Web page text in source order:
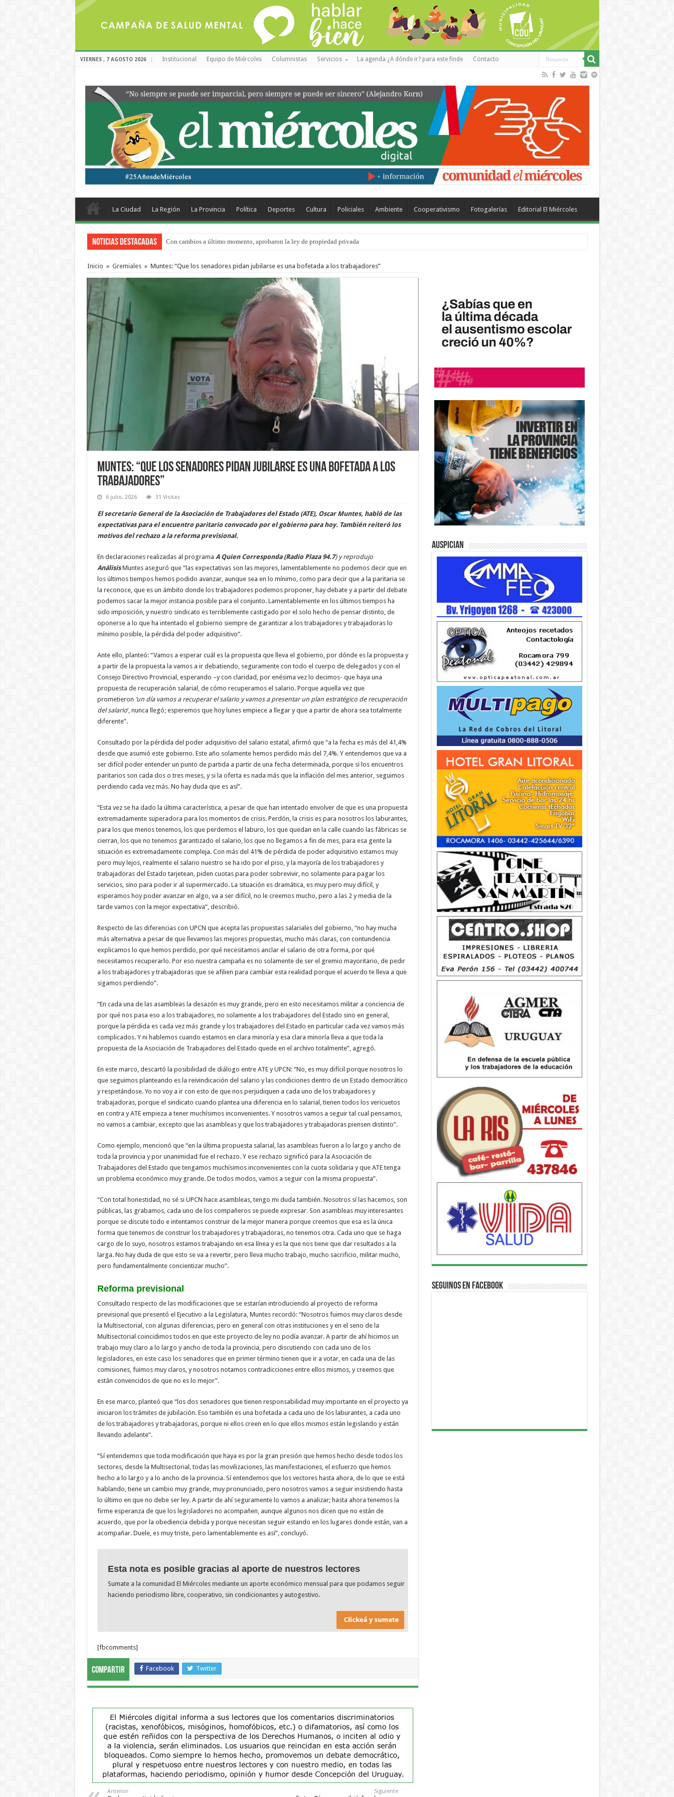
VIERNES , 7 AGOSTO 2026 Institucional Equipo de Miércoles Columnistas Servicios La agenda ¿A dónde ir? para este finde Contacto
La Ciudad La Región La Provincia Política Deportes Cultura Policiales Ambiente Cooperativismo Fotogalerías Editorial El Miércoles
Noticias Destacadas Con cambios a último momento, aprobaron la ley de propiedad privada
Del viernes 7 al domingo 9 de agosto: la agenda ¿A dónde ir? para este finde
Inicio » Gremiales » Muntes: “Que los senadores pidan jubilarse es una bofetada a los trabajadores”
Muntes: “Que los senadores pidan jubilarse es una bofetada a los
trabajadores”
6 julio, 2026 31 Visitas
El secretario General de la Asociación de Trabajadores del Estado (ATE), Oscar Muntes, habló de las
expectativas para el encuentro paritario convocado por el gobierno para hoy. También reiteró los
motivos del rechazo a la reforma previsional.
En declaraciones realizadas al programa A Quien Corresponda (Radio Plaza 94.7) y reprodujo
AnálisisMuntes aseguró que “las expectativas son las mejores, lamentablemente no podemos decir que en
los últimos tiempos hemos podido avanzar, aunque sea en lo mínimo, como para decir que a la paritaria se
la reconoce, que es un ámbito donde los trabajadores podemos proponer, hay debate y a partir del debate
podemos sacar la mejor instancia posible para el conjunto. Lamentablemente en los últimos tiempos ha
sido imposición, y nuestro sindicato es terriblemente castigado por el solo hecho de pensar distinto, de
oponerse a lo que ha intentado el gobierno siempre de garantizar a los trabajadores y trabajadoras lo
mínimo posible, la pérdida del poder adquisitivo”.
Ante ello, planteó: “Vamos a esperar cuál es la propuesta que lleva el gobierno, por dónde es la propuesta y
a partir de la propuesta la vamos a ir debatiendo, seguramente con todo el cuerpo de delegados y con el
Consejo Directivo Provincial, esperando –y con claridad, por enésima vez lo decimos- que haya una
propuesta de recuperación salarial, de cómo recuperamos el salario. Porque aquella vez que
prometieron ‘un día vamos a recuperar el salario y vamos a presentar un plan estratégico de recuperación
del salario’, nunca llegó; esperemos que hoy lunes empiece a llegar y que a partir de ahora sea totalmente
diferente”.
Consultado por la pérdida del poder adquisitivo del salario estatal, afirmó que “a la fecha es más del 41,4%
desde que asumió este gobierno. Este año solamente hemos perdido más del 7,4%. Y entendemos que va a
ser difícil poder entender un punto de partida a partir de una fecha determinada, porque si los encuentros
paritarios son cada dos o tres meses, y si la oferta es nada más que la inflación del mes anterior, seguimos
perdiendo cada vez más. No hay duda que es así”.
“Esta vez se ha dado la última característica, a pesar de que han intentado envolver de que es una propuesta
extremadamente superadora para los momentos de crisis. Perdón, la crisis es para nosotros los laburantes,
para los que menos tenemos, los que perdemos el laburo, los que quedan en la calle cuando las fábricas se
cierran, los que no tenemos garantizado el salario, los que no llegamos a fin de mes, para esa gente la
situación es extremadamente compleja. Con más del 41% de pérdida de poder adquisitivo estamos muy
pero muy lejos, realmente el salario nuestro se ha ido por el piso, y la mayoría de los trabajadores y
trabajadoras del Estado tarjetean, piden cuotas para poder sobrevivir, no solamente para pagar los
servicios, sino para poder ir al supermercado. La situación es dramática, es muy pero muy difícil, y
esperamos hoy poder avanzar en algo, va a ser difícil, no le creemos mucho, pero a las 2 y media de la
tarde vamos con la mejor expectativa”, describió.
Respecto de las diferencias con UPCN que acepta las propuestas salariales del gobierno, “no hay mucha
más alternativa a pesar de que llevamos las mejores propuestas, mucho más claras, con contundencia
explicamos lo que hemos perdido, por qué necesitamos anclar el salario de otra forma, por qué
necesitamos recuperarlo. Por eso nuestra campaña es no solamente de ser el gremio mayoritario, de pedir
a los trabajadores y trabajadoras que se afilien para cambiar esta realidad porque el acuerdo te lleva a que
sigamos perdiendo”.
“En cada una de las asambleas la desazón es muy grande, pero en esto necesitamos militar a conciencia de
por qué nos pasa eso a los trabajadores, no solamente a los trabajadores del Estado sino en general,
porque la pérdida es cada vez más grande y los trabajadores del Estado en particular cada vez vamos más
complicados. Y ni hablemos cuando estamos en clara minoría y esa clara minoría lleva a que toda la
propuesta de la Asociación de Trabajadores del Estado quede en el archivo totalmente”, agregó.
En este marco, descartó la posibilidad de diálogo entre ATE y UPCN: “No, es muy difícil porque nosotros lo
que seguimos planteando es la reivindicación del salario y las condiciones dentro de un Estado democrático
y respetándose. Yo no voy a ir con esto de que nos perjudiquen a cada uno de los trabajadores y
trabajadoras, porque el sindicato cuando plantea una diferencia en lo salarial, tienen todos los vericuetos
en contra y ATE empieza a tener muchísimos inconvenientes. Y nosotros vamos a seguir tal cual pensamos,
no vamos a cambiar, excepto que las asambleas y que los trabajadores y trabajadoras piensen distinto”.
Como ejemplo, mencionó que “en la última propuesta salarial, las asambleas fueron a lo largo y ancho de
toda la provincia y por unanimidad fue el rechazo. Y ese rechazo significó para la Asociación de
Trabajadores del Estado que tengamos muchísimos inconvenientes con la cuota solidaria y que ATE tenga
un problema económico muy grande. De todos modos, vamos a seguir con la misma propuesta”.
“Con total honestidad, no sé si UPCN hace asambleas, tengo mi duda también. Nosotros sí las hacemos, son
públicas, las grabamos, cada uno de los compañeros se puede expresar. Son asambleas muy interesantes
porque se discute todo e intentamos construir de la mejor manera porque creemos que esa es la única
forma que tenemos de construir los trabajadores y trabajadoras, no tenemos otra. Cada uno que se haga
cargo de lo suyo, nosotros estamos trabajando en esa línea y es la que nos tiene que dar resultados a la
larga. No hay duda de que esto se va a revertir, pero lleva mucho trabajo, mucho sacrificio, militar mucho,
pero fundamentalmente concientizar mucho”.
Reforma previsional
Consultado respecto de las modificaciones que se estarían introduciendo al proyecto de reforma
previsional que presentó el Ejecutivo a la Legislatura, Muntes recordó: “Nosotros fuimos muy claros desde
la Multisectorial, con algunas diferencias, pero en general con otras instituciones y en el seno de la
Multisectorial coincidimos todos en que este proyecto de ley no podía avanzar. A partir de ahí hicimos un
trabajo muy claro a lo largo y ancho de toda la provincia, pero discutiendo con cada uno de los
legisladores, en este caso los senadores que en primer término tienen que ir a votar, en cada una de las
comisiones, fuimos muy claros, y nosotros notamos contradicciones entre ellos mismos, y creemos que
están convencidos de que no es lo mejor”.
En ese marco, planteó que “los dos senadores que tienen responsabilidad muy importante en el proyecto ya
iniciaron los trámites de jubilación. Eso también es una bofetada a cada uno de los laburantes, a cada uno
de los trabajadores y trabajadoras, porque ni ellos creen en lo que ellos mismos están legislando y están
llevando adelante”.
“Sí entendemos que toda modificación que haya es por la gran presión que hemos hecho desde todos los
sectores, desde la Multisectorial, todas las movilizaciones, las manifestaciones, el esfuerzo que hemos
hecho a lo largo y a lo ancho de la provincia. Sí entendemos que los vectores hasta ahora, de lo que se está
hablando, tiene un cambio muy grande, muy pronunciado, pero nosotros vamos a seguir insistiendo hasta
lo último en que no debe ser ley. A partir de ahí seguramente lo vamos a analizar; hasta ahora tenemos la
firme esperanza de que los legisladores no acompañen, aunque algunos nos dicen que no están de
acuerdo, que por la obediencia debida y porque necesitan seguir estando en los lugares donde están, van a
acompañar. Duele, es muy triste, pero lamentablemente es así”, concluyó.
Esta nota es posible gracias al aporte de nuestros lectores
Sumate a la comunidad El Miércoles mediante un aporte económico mensual para que podamos seguir
haciendo periodismo libre, cooperativo, sin condicionantes y autogestivo.
[fbcomments]
Compartir Facebook Twitter
Anterior Siguiente
Auspician
Seguinos en Facebook